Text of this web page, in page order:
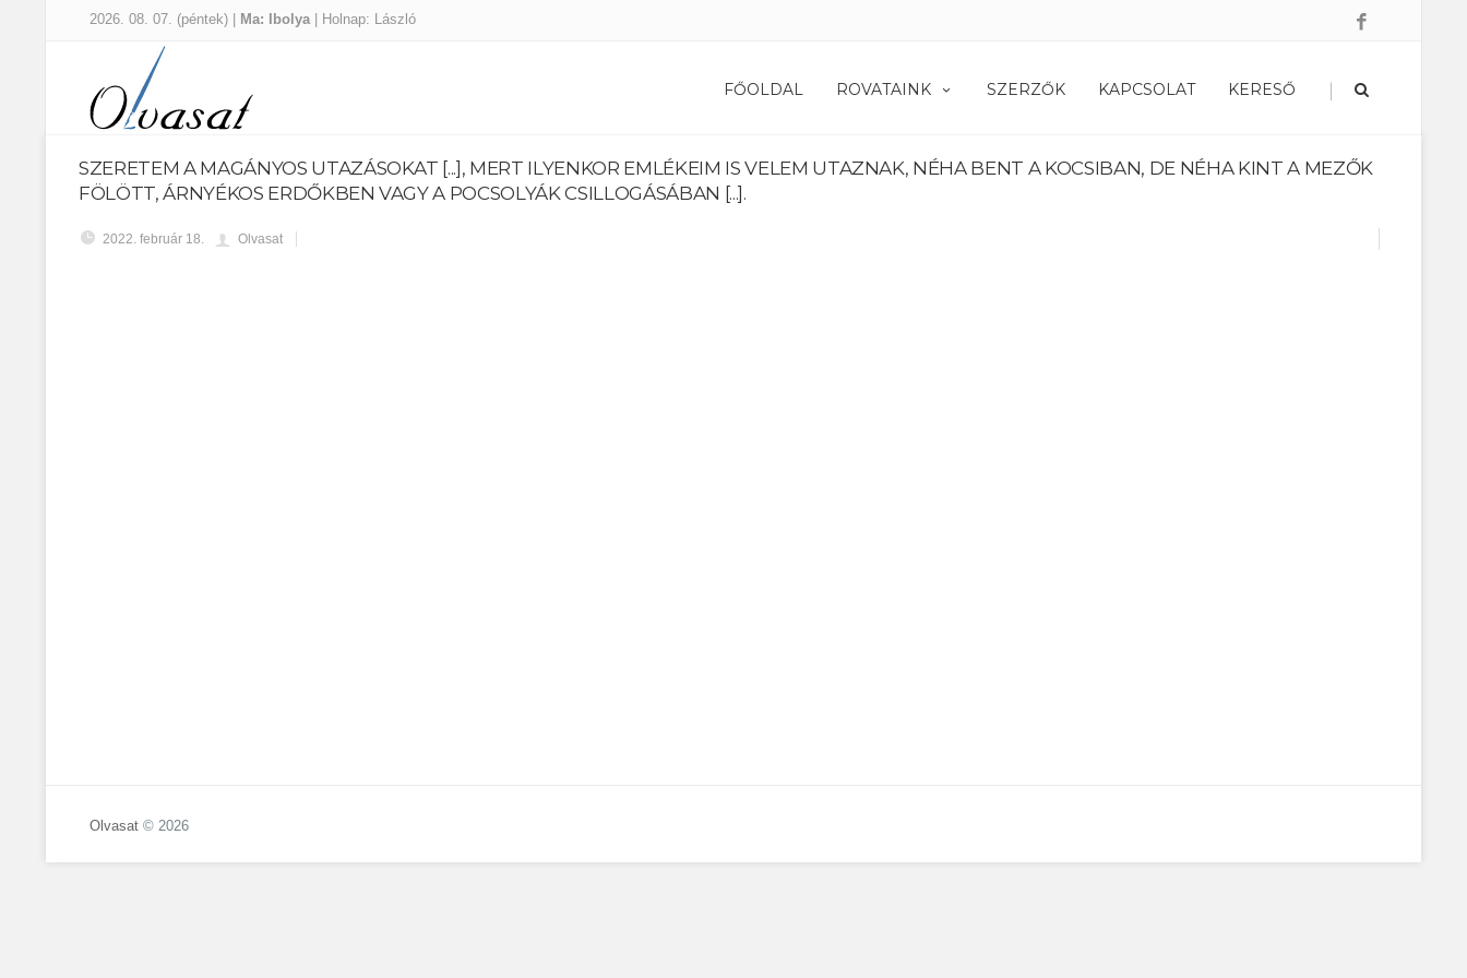
2026. 08. 07. (péntek) | Ma: Ibolya | Holnap: László
FŐOLDAL ROVATAINK SZERZŐK KAPCSOLAT KERESŐ |
SZERETEM A MAGÁNYOS UTAZÁSOKAT [...], MERT ILYENKOR EMLÉKEIM IS VELEM UTAZNAK, NÉHA BENT A KOCSIBAN, DE NÉHA KINT A MEZŐK
FÖLÖTT, ÁRNYÉKOS ERDŐKBEN VAGY A POCSOLYÁK CSILLOGÁSÁBAN [...].
2022. február 18. Olvasat
Olvasat © 2026